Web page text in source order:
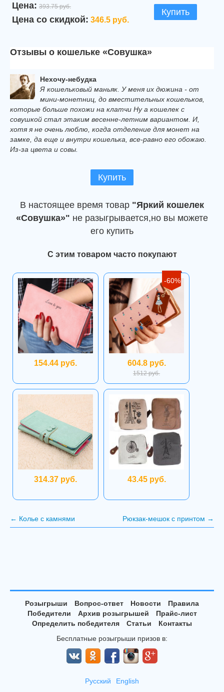
Цена: 393.75 руб.
Цена со скидкой: 346.5 руб.
Купить
Отзывы о кошельке «Совушка»
Нехочу-небудка
Я кошельковый маньяк. У меня их дюжина - от
мини-монетниц, до вместительных кошельков,
которые больше похожи на клатчи Ну а кошелек с
совушкой стал этаким весенне-летним вариантом. И,
хотя я не очень люблю, когда отделение для монет на
замке, да еще и внутри кошелька, все-равно его обожаю.
Из-за цвета и совы.
Купить
В настоящее время товар "Яркий кошелек
«Совушка»" не разыгрывается,но вы можете
его купить
С этим товаром часто покупают
154.44 руб.
-60%
604.8 руб.
1512 руб.
314.37 руб. 43.45 руб.
← Колье с камнями Рюкзак-мешок с принтом →
Розыгрыши Вопрос-ответ Новости
Правила
Победители
Архив розыгрышей
Прайс-лист
Определить победителя
Статьи
Контакты
Бесплатные розыгрыши призов в:
Русский English